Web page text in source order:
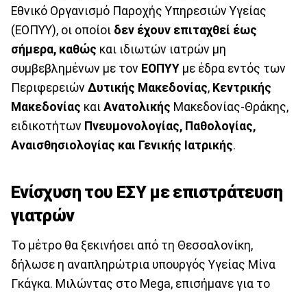
Εθνικό Οργανισμό Παροχής Υπηρεσιών Υγείας
(ΕΟΠΥΥ), οι οποίοι δεν έχουν επιταχθεί έως
σήμερα, καθώς και ιδιωτών ιατρών μη
συμβεβλημένων με τον ΕΟΠΥΥ με έδρα εντός των
Περιφερειών Δυτικής Μακεδονίας, Κεντρικής
Μακεδονίας και Ανατολικής Μακεδονίας-Θράκης,
ειδικοτήτων Πνευμονολογίας, Παθολογίας,
Αναισθησιολογίας και Γενικής Ιατρικής.
Ενίσχυση του ΕΣΥ με επιστράτευση
γιατρών
Το μέτρο θα ξεκινήσει από τη Θεσσαλονίκη,
δήλωσε η αναπληρώτρια υπουργός Υγείας Μίνα
Γκάγκα. Μιλώντας στο Mega, επισήμανε για το